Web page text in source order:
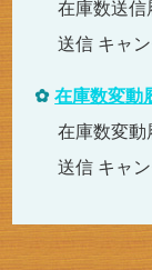
在庫数送信
送信 キャ
在庫数変動
在庫数変動
送信 キャ